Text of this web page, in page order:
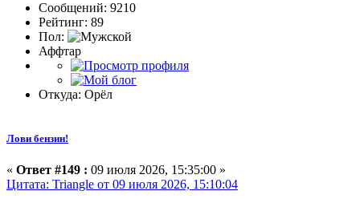
Сообщений: 9210
Рейтинг: 89
Пол:
Аффтар
Откуда: Орёл
Лови бензин!
« Ответ #149 : 09 июля 2026, 15:35:00 »
Цитата: Triangle от 09 июля 2026, 15:10:04